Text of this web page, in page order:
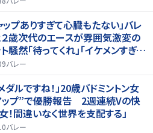
ップありすぎて心臓もたない」バレ
歳次代のエースが雰囲気激変の
然「待ってくれ」「イケメンすぎる
ない」
バレー
ダルですね！」20歳バドミントン女
ップ”で優勝報告 2週連続Vの快
！間違いなく世界を支配する」
バレー